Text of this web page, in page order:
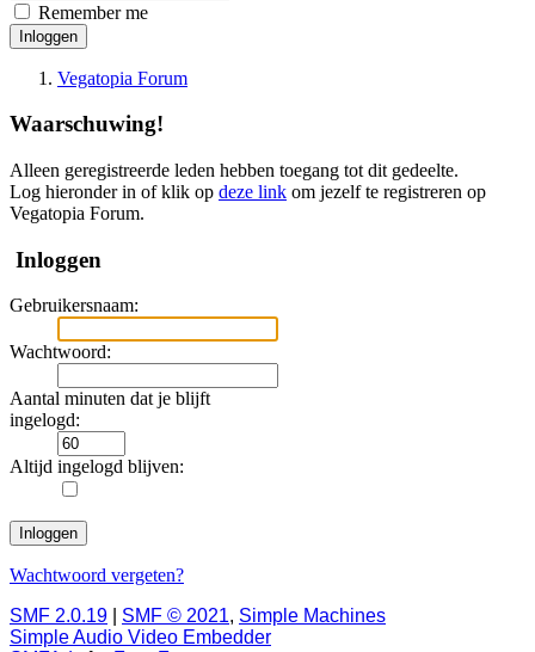
Remember me
Inloggen
Vegatopia Forum
Waarschuwing!
Alleen geregistreerde leden hebben toegang tot dit gedeelte.
Log hieronder in of klik op deze link om jezelf te registreren op
Vegatopia Forum.
Inloggen
Gebruikersnaam:
Wachtwoord:
Aantal minuten dat je blijft
ingelogd:
Altijd ingelogd blijven:
Wachtwoord vergeten?
SMF 2.0.19
SMF © 2021, Simple Machines
Simple Audio Video Embedder